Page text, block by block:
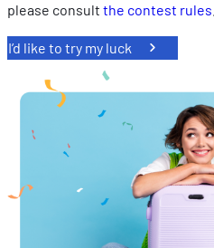
please consult the contest rules
I’d like to try my luck